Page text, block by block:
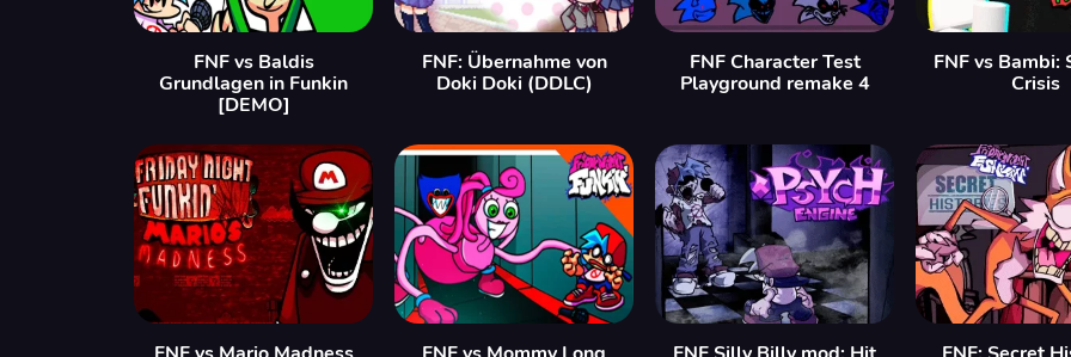
FNF vs Baldis
Grundlagen in Funkin
[DEMO]
FNF: Übernahme von
Doki Doki (DDLC)
FNF Character Test
Playground remake 4
FNF vs Bambi:
Crisis